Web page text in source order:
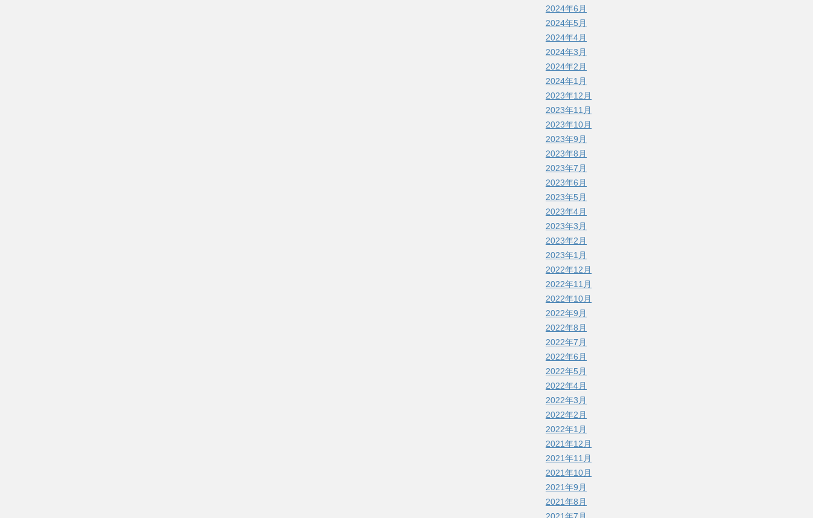
2024年6月
2024年5月
2024年4月
2024年3月
2024年2月
2024年1月
2023年12月
2023年11月
2023年10月
2023年9月
2023年8月
2023年7月
2023年6月
2023年5月
2023年4月
2023年3月
2023年2月
2023年1月
2022年12月
2022年11月
2022年10月
2022年9月
2022年8月
2022年7月
2022年6月
2022年5月
2022年4月
2022年3月
2022年2月
2022年1月
2021年12月
2021年11月
2021年10月
2021年9月
2021年8月
2021年7月